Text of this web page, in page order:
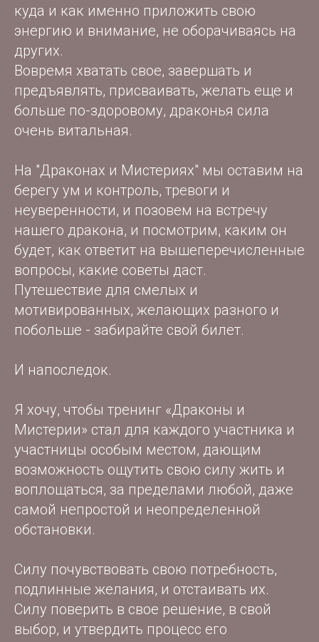
куда и как именно приложить свою
энергию и внимание, не оборачиваясь на
других.
Вовремя хватать свое, завершать и
предъявлять, присваивать, желать еще и
больше по-здоровому, драконья сила
очень витальная.
На "Драконах и Мистериях" мы оставим на
берегу ум и контроль, тревоги и
неуверенности, и позовем на встречу
нашего дракона, и посмотрим, каким он
будет, как ответит на вышеперечисленные
вопросы, какие советы даст.
Путешествие для смелых и
мотивированных, желающих разного и
побольше - забирайте свой билет.
И напоследок.
Я хочу, чтобы тренинг «Драконы и
Мистерии» стал для каждого участника и
участницы особым местом, дающим
возможность ощутить свою силу жить и
воплощаться, за пределами любой, даже
самой непростой и неопределенной
обстановки.
Силу почувствовать свою потребность,
подлинные желания, и отстаивать их.
Силу поверить в свое решение, в свой
выбор, и утвердить процесс его